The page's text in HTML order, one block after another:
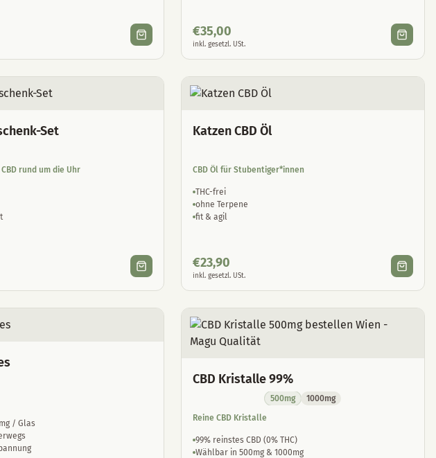
€35,00
inkl. gesetzl. USt.
Set
rund um die Uhr
Katzen CBD Öl
CBD Öl für Stubentiger*innen
THC-frei
ohne Terpene
fit & agil
€23,90
inkl. gesetzl. USt.
/ Glas
CBD Kristalle 99%
500mg
1000mg
Reine CBD Kristalle
99% reinstes CBD (0% THC)
Wählbar in 500mg & 1000mg